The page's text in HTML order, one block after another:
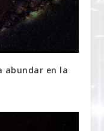
abundar en la